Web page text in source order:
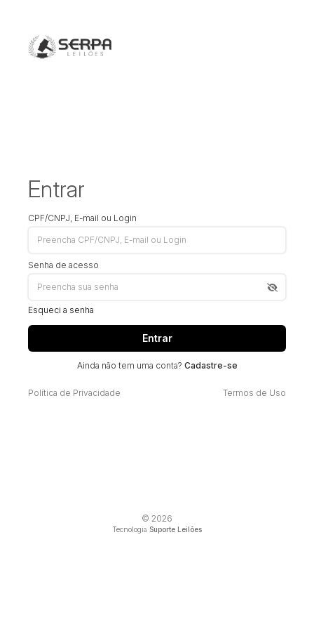
Entrar
CPF/CNPJ, E-mail ou Login
Senha de acesso
Esqueci a senha
Entrar
Ainda não tem uma conta? Cadastre-se
Política de Privacidade Termos de Uso
© 2026
Tecnologia Suporte Leilões